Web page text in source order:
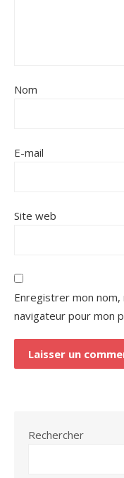
Nom
E-mail
Site web
Enregistrer mon
navigateur pour mon
Rechercher